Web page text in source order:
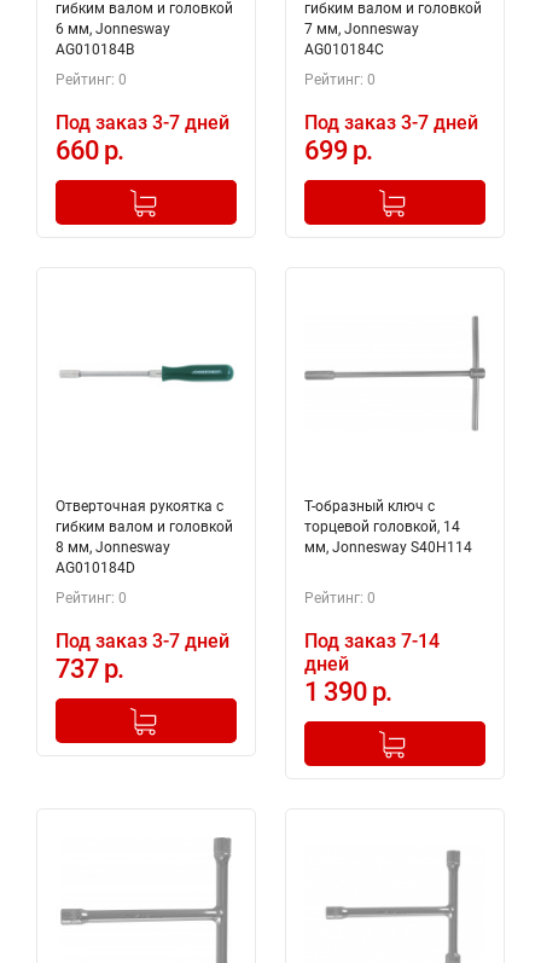
гибким валом и головкой
6 мм, Jonnesway
AG010184B
Рейтинг: 0
Под заказ 3-7 дней
660 р.
+
Добавлено в корзину
гибким валом и головкой
7 мм, Jonnesway
AG010184C
Рейтинг: 0
Под заказ 3-7 дней
699 р.
+
Добавлено в корзину
Отверточная рукоятка с
гибким валом и головкой
8 мм, Jonnesway
AG010184D
Рейтинг: 0
Под заказ 3-7 дней
737 р.
+
Добавлено в корзину
Т-образный ключ с
торцевой головкой, 14
мм, Jonnesway S40H114
Рейтинг: 0
Под заказ 7-14
дней
1 390 р.
+
Добавлено в корзину